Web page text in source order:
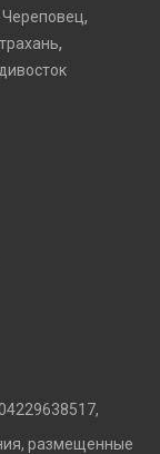
Череповец,
,
размещенные